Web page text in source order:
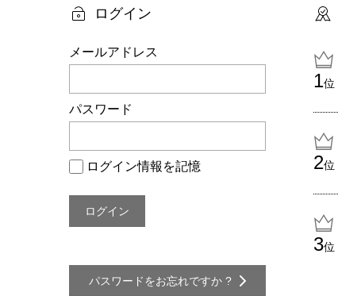
ー
シ
ョ
ン
ログイン
メールアドレス
パスワード
ログイン情報を記憶
パスワードをお忘れですか ?
位
位
位